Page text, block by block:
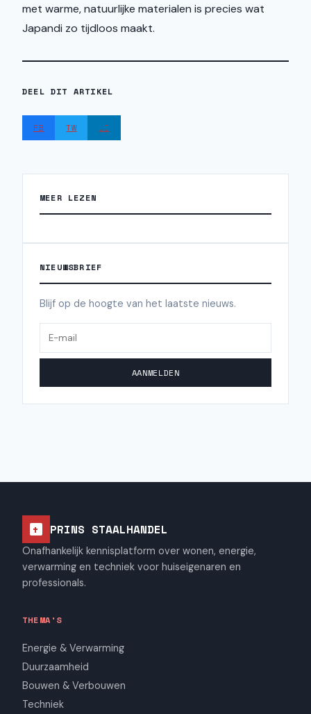
met warme, natuurlijke materialen is precies wat
Japandi zo tijdloos maakt.
DEEL DIT ARTIKEL
FB TW LI
MEER LEZEN
NIEUWSBRIEF
Blijf op de hoogte van het laatste nieuws.
AANMELDEN
PRINS STAALHANDEL
Onafhankelijk kennisplatform over wonen, energie,
verwarming en techniek voor huiseigenaren en
professionals.
THEMA'S
Energie & Verwarming
Duurzaamheid
Bouwen & Verbouwen
Techniek